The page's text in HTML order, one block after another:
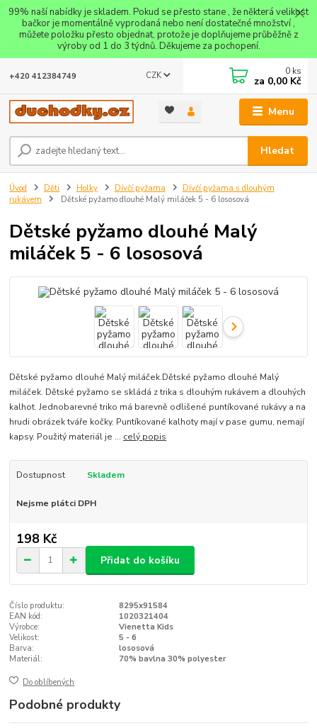
99% naší nabídky je skladem. Pokud se přesto stane , že některá velikost
bačkor je momentálně vyprodaná nebo není dostatečné množství ,
můžete položku přesto objednat, protože je doplňujeme průběžně z
výroby od 1 do 3 týdnů. Děkujeme za pochopení.
Menu
CZK
Hledat
+420 412384749 0 ks
za 0,00 Kč
Úvod Děti Holky Dívčí pyžama
Dívčí pyžama s dlouhým
rukávem
Dětské pyžamo dlouhé Malý miláček 5 - 6 lososová
Dětské pyžamo dlouhé Malý
miláček 5 - 6 lososová
Dětské pyžamo dlouhé Malý miláček.Dětské pyžamo dlouhé Malý
miláček. Dětské pyžamo se skládá z trika s dlouhým rukávem a dlouhých
kalhot. Jednobarevné triko má barevně odlišené puntíkované rukávy a na
hrudi obrázek tváře kočky. Puntíkované kalhoty mají v pase gumu, nemají
kapsy. Použitý materiál je ... celý popis
Dostupnost Skladem
Nejsme plátci DPH
198 Kč
Přidat do košíku
Číslo produktu:
8295x91584
EAN kód:
1020321404
Výrobce:
Vienetta Kids
Velikost:
5 - 6
Barva:
lososová
Materiál:
70% bavlna 30% polyester
Do oblíbených
Podobné produkty